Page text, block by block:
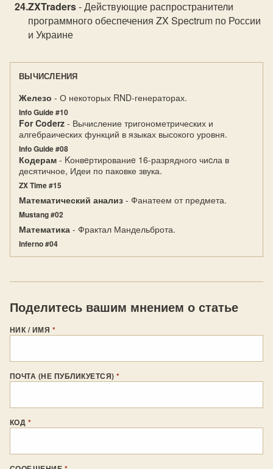
ZXTraders- Действyющие распространители
программного обеспечения ZX Spectrum по России
и Украине
ВЫЧИСЛЕНИЯ
Железо - О некоторых RND-генераторах.
Info Guide #10
For Coderz - Вычисление тригонометрических и
алгебраических функций в языках высокого уровня.
Info Guide #08
Кодерам - Kонвeртированиe 16-разрядного чиcла в
десятичное, Идеи по паковке звука.
ZX Time #15
Математический анализ - Фанатеем от предмета.
Mustang #02
Математика - Фрактал Мандельброта.
Inferno #04
Поделитесь вашим мнением о статье
НИК / ИМЯ *
ПОЧТА (НЕ ПУБЛИКУЕТСЯ)*
КОД *